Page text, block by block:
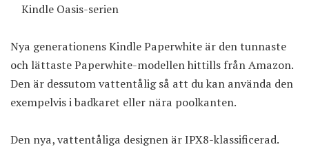
Kindle Oasis-serien
Nya generationens Kindle Paperwhite är den tunnaste
och lättaste Paperwhite-modellen hittills från Amazon.
Den är dessutom vattentålig så att du kan använda den
exempelvis i badkaret eller nära poolkanten.
Den nya, vattentåliga designen är IPX8-klassificerad.